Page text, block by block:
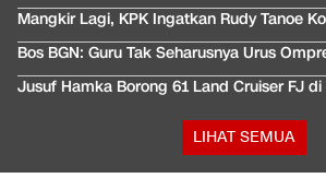
Mangkir Lagi, KPK Ingatkan Rudy Tanoe
Bos BGN: Guru Tak Seharusnya Urus
Jusuf Hamka Borong 61 Land Cruiser FJ di
LIHAT SEMUA